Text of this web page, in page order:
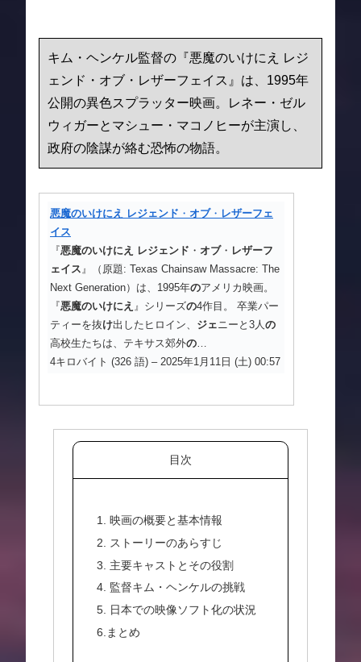
キム・ヘンケル監督の『悪魔のいけにえ レジ
ェンド・オブ・レザーフェイス』は、1995年
公開の異色スプラッター映画。レネー・ゼル
ウィガーとマシュー・マコノヒーが主演し、
政府の陰謀が絡む恐怖の物語。
悪魔のいけにえ レジェンド ・ オブ・ レザーフェ
イス
『悪魔のいけにえ レジェンド ・ オブ・ レザーフ
ェイス』（原題: Texas Chainsaw Massacre: The
Next Generation）は、1995年のアメリカ映画。
『悪魔のいけにえ 』シリーズの4作目。 卒業パー
ティーを抜け出したヒロイン、 ジェニーと3人の
高校生たちは、テキサス郊外の…
4キロバイト (326 語) – 2025年1月11日 (土) 00:57
目次
1. 映画の概要と基本情報
2. ストーリーのあらすじ
3. 主要キャストとその役割
4. 監督キム・ヘンケルの挑戦
5. 日本での映像ソフト化の状況
6.まとめ